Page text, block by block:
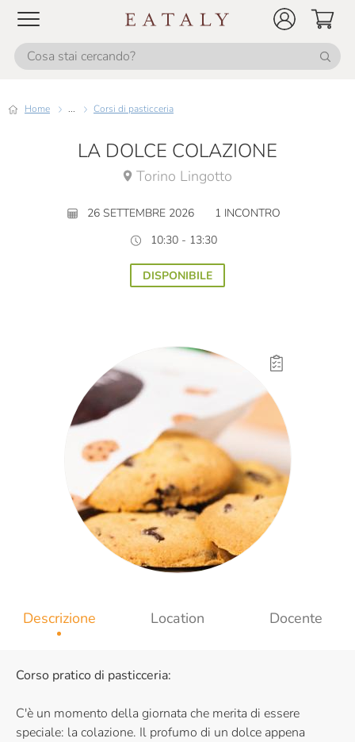
Home ... Corsi di pasticceria
LA DOLCE COLAZIONE
Torino Lingotto
26 SETTEMBRE 2026
1 INCONTRO
10:30 - 13:30
DISPONIBILE
Descrizione Location Docente
Corso pratico di pasticceria:
C'è un momento della giornata che merita di essere
speciale: la colazione. Il profumo di un dolce appena